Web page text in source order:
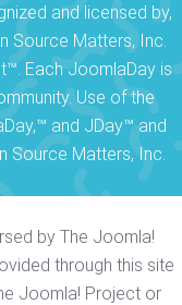
and licensed by,
Source Matters, Inc.
Each JoomlaDay is
Use of the
and JDay™ and
Source Matters, Inc.
by The Joomla!
through this site
Joomla! Project or